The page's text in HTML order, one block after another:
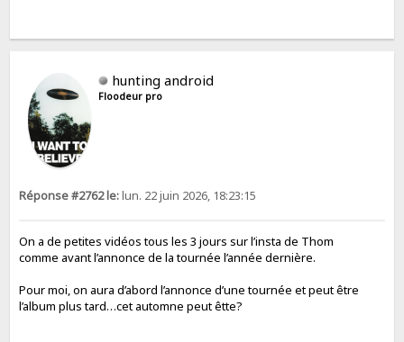
hunting android
Floodeur pro
Réponse #2762 le:lun. 22 juin 2026, 18:23:15
On a de petites vidéos tous les 3 jours sur l’insta de Thom
comme avant l’annonce de la tournée l’année dernière.
Pour moi, on aura d’abord l’annonce d’une tournée et peut être
l’album plus tard…cet automne peut êtte?